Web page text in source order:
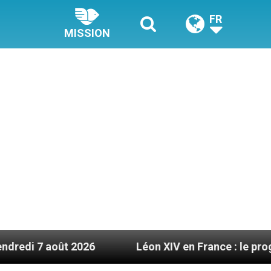
MISSION
FR
Léon XIV en France : le programme